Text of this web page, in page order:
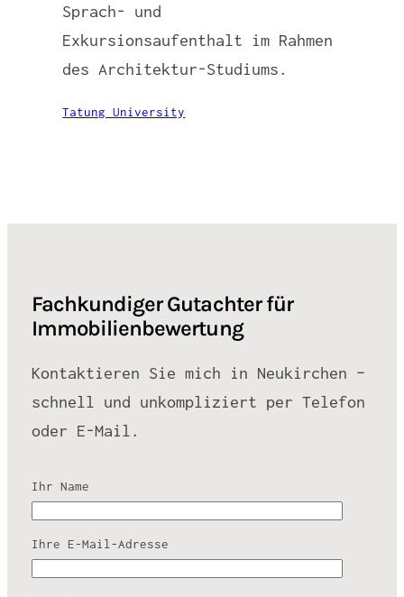
Sprach- und
Exkursionsaufenthalt im Rahmen
des Architektur-Studiums.
Tatung University
Fachkundiger Gutachter für
Immobilienbewertung
Kontaktieren Sie mich in Neukirchen –
schnell und unkompliziert per Telefon
oder E-Mail.
Ihr Name
Ihre E-Mail-Adresse